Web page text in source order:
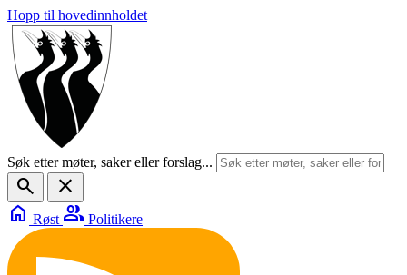
Hopp til hovedinnholdet
Søk etter møter, saker eller forslag...
search
close
home Røst group Politikere